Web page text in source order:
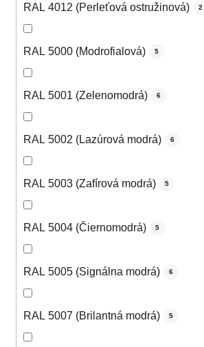
RAL 4012 (Perleťová ostružinová) 2
RAL 5000 (Modrofialová) 5
RAL 5001 (Zelenomodrá) 6
RAL 5002 (Lazúrová modrá) 6
RAL 5003 (Zafírová modrá) 5
RAL 5004 (Čiernomodrá) 5
RAL 5005 (Signálna modrá) 6
RAL 5007 (Brilantná modrá) 5